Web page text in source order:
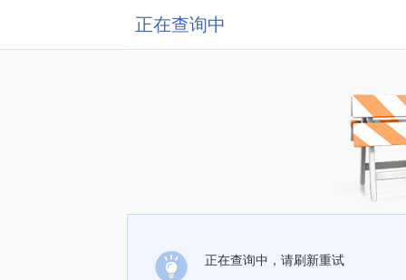
正在查询中
正在查询中，请刷新重试